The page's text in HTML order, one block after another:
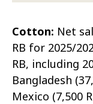
Πως θα μας
Πως θα μας
Πως θα μας
Πως θα μας
Πως θα μας
Πως θα μας
Cotton: Net
RB for 2025/
RB, including
Bangladesh
Mexico (7,500